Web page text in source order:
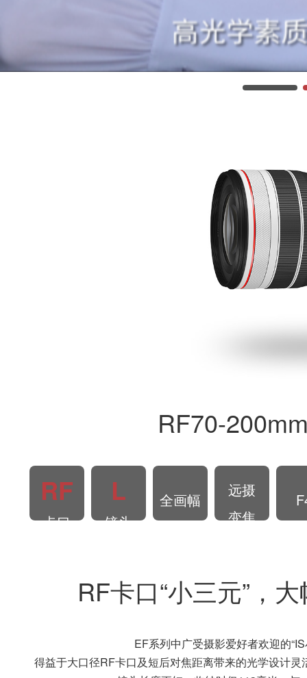
RF70-
RF
卡口
L
镜头
全画幅
远摄
变焦
RF卡口“小三元”，
EF系列中广受摄影爱好者欢迎的
得益于大口径RF卡口及短后对焦距离带来的光学设计